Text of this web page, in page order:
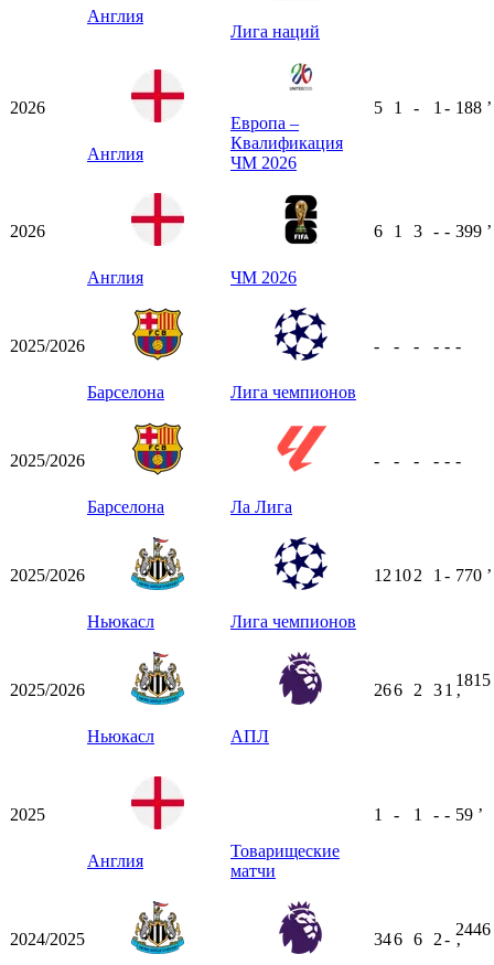
Англия
Лига наций
2026
Англия
Европа –
Квалификация
ЧМ 2026
5 1 - 1 - 188 ʼ
2026
Англия ЧМ 2026
6 1 3 - - 399 ʼ
2025/2026
Барселона Лига чемпионов
- - - - - -
2025/2026
Барселона Ла Лига
- - - - - -
2025/2026
Ньюкасл Лига чемпионов
12 102 1 - 770 ʼ
2025/2026
Ньюкасл АПЛ
266 2 31
1815
ʼ
2025
Англия
Товарищеские
матчи
1 - 1 - - 59 ʼ
2024/2025 346 6 2-
2446
ʼ